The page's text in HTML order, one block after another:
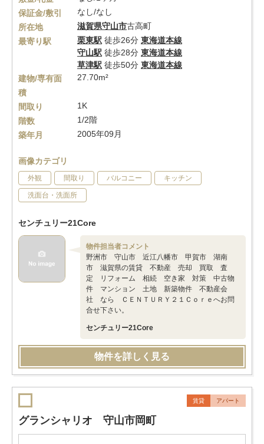
保証金/敷引
なし/なし
所在地
滋賀県守山市古高町
最寄り駅
栗東駅 徒歩26分 東海道本線
守山駅 徒歩28分 東海道本線
草津駅 徒歩50分 東海道本線
建物/専有面
積
27.70m²
間取り
1K
階数
1/2階
築年月
2005年09月
画像カテゴリ
外観 間取り バルコニー キッチン
洗面台・洗面所
センチュリー21Core
物件担当者コメント
野洲市 守山市 近江八幡市 甲賀市 湖南
市 滋賀県の賃貸 不動産 売却 買取 査
定 リフォーム 相続 空き家 対策 中古物
件 マンション 土地 新築物件 不動産会
社 なら ＣＥＮＴＵＲＹ２１Ｃｏｒｅへお問
合せ下さい。
センチュリー21Core
物件を詳しく見る
賃貸 アパート
グランシャリオ 守山市岡町